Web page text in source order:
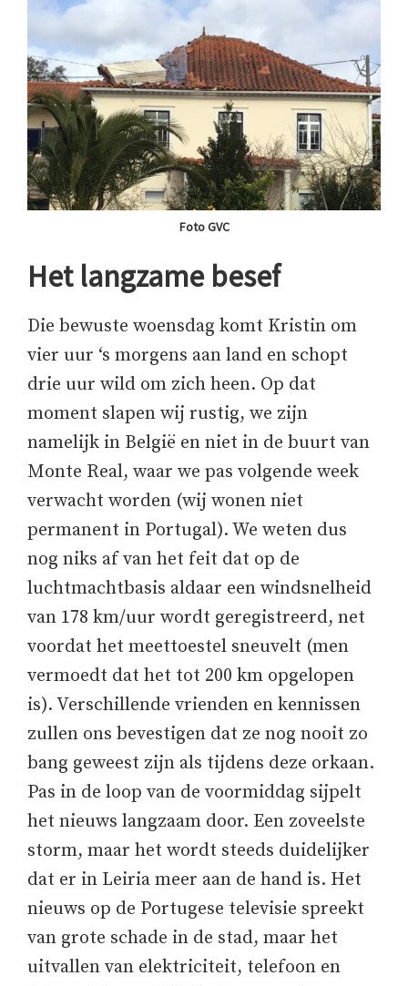
Foto GVC
Het langzame besef
Die bewuste woensdag komt Kristin om
vier uur ‘s morgens aan land en schopt
drie uur wild om zich heen. Op dat
moment slapen wij rustig, we zijn
namelijk in België en niet in de buurt van
Monte Real, waar we pas volgende week
verwacht worden (wij wonen niet
permanent in Portugal). We weten dus
nog niks af van het feit dat op de
luchtmachtbasis aldaar een windsnelheid
van 178 km/uur wordt geregistreerd, net
voordat het meettoestel sneuvelt (men
vermoedt dat het tot 200 km opgelopen
is). Verschillende vrienden en kennissen
zullen ons bevestigen dat ze nog nooit zo
bang geweest zijn als tijdens deze orkaan.
Pas in de loop van de voormiddag sijpelt
het nieuws langzaam door. Een zoveelste
storm, maar het wordt steeds duidelijker
dat er in Leiria meer aan de hand is. Het
nieuws op de Portugese televisie spreekt
van grote schade in de stad, maar het
uitvallen van elektriciteit, telefoon en